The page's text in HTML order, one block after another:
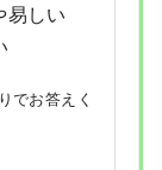
易しい
でお答えく